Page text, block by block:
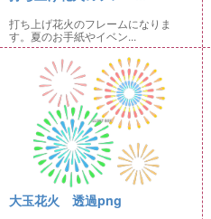
打ち上げ花火のフレームになりま
す。夏のお手紙やイベン...
大玉花火 透過png